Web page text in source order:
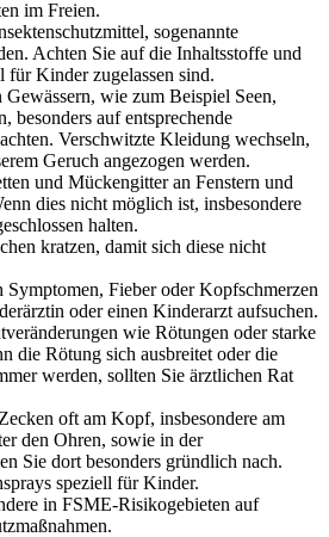
im Freien.
sogenannte
Achten Sie auf die Inhaltsstoffe und
für Kinder zugelassen sind.
wie zum Beispiel Seen,
besonders auf entsprechende
Verschwitzte Kleidung wechseln,
Geruch angezogen werden.
und Mückengitter an Fenstern und
dies nicht möglich ist, insbesondere
halten.
kratzen, damit sich diese nicht
Fieber oder Kopfschmerzen
oder einen Kinderarzt aufsuchen.
wie Rötungen oder starke
die Rötung sich ausbreitet oder die
werden, sollten Sie ärztlichen Rat
oft am Kopf, insbesondere am
den Ohren, sowie in der
Sie dort besonders gründlich nach.
speziell für Kinder.
in FSME-Risikogebieten auf